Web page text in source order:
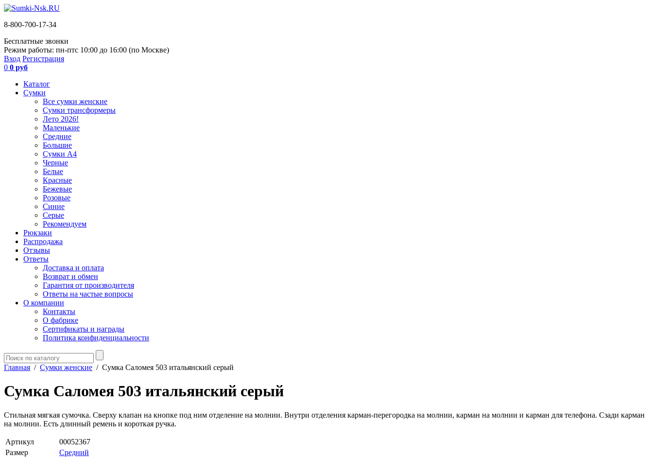
8-800-700-17-34
Бесплатные звонки
Режим работы: пн-птс 10:00 до 16:00 (по Москве)
Вход Регистрация
0 0 руб
Каталог
Сумки
Все сумки женские
Сумки трансформеры
Лето 2026!
Маленькие
Средние
Большие
Сумки А4
Черные
Белые
Красные
Бежевые
Розовые
Синие
Серые
Рекомендуем
Рюкзаки
Распродажа
Отзывы
Ответы
Доставка и оплата
Возврат и обмен
Гарантия от производителя
Ответы на частые вопросы
О компании
Контакты
О фабрике
Сертификаты и награды
Политика конфиденциальности
Главная / Сумки женские / Сумка Саломея 503 итальянский серый
Сумка Саломея 503 итальянский серый
Стильная мягкая сумочка. Сверху клапан на кнопке под ним отделение на молнии. Внутри отделения карман-перегородка на молнии, карман на молнии и карман для телефона. Сзади карман
на молнии. Есть длинный ремень и короткая ручка.
Артикул
00052367
Размер
Средний